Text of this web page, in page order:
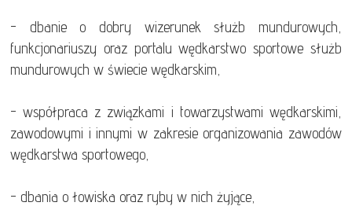
- dbanie o dobry wizerunek służb mundurowych,
funkcjonariuszy oraz portalu wędkarstwo sportowe służb
mundurowych w świecie wędkarskim,
- współpraca z związkami i towarzystwami wędkarskimi,
zawodowymi i innymi w zakresie organizowania zawodów
wędkarstwa sportowego,
- dbania o łowiska oraz ryby w nich żyjące,